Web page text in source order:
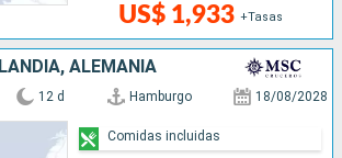
US$ 1,933 +Tasas
ALEMANIA
12 d Hamburgo 18/08/2028
Comidas incluidas